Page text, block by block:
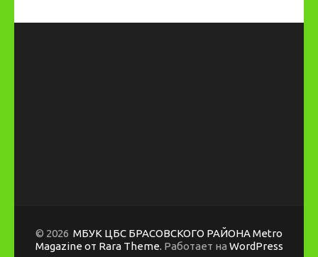
© 2026 МБУК ЦБС БРАСОВСКОГО РАЙОНАMetro
Magazine от Rara Theme. Работает на WordPress